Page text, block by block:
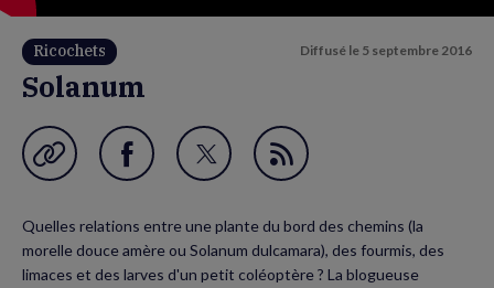
Ricochets Diffusé le 5 septembre 2016
Solanum
Garder en favori
Partager
Facebook
(nouvelle
Partager
Twitter
(nouvelle
Flux
Quelles relations entre une plante du bord des chemins (la
morelle douce amère ou Solanum dulcamara), des fourmis, des
limaces et des larves d'un petit coléoptère ? La blogueuse